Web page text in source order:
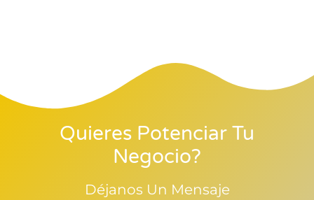
Quieres Potenciar Tu
Negocio?
Déjanos Un Mensaje